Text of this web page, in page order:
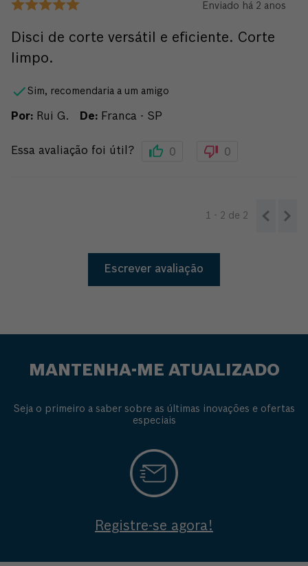
Enviado há 2 anos
Disci de corte versátil e eficiente. Corte
limpo.
Sim, recomendaria a um amigo
Por: Rui G. De: Franca - SP
Essa avaliação foi útil? 0 0
1 - 2 de 2
Escrever avaliação
MANTENHA-ME ATUALIZADO
Seja o primeiro a saber sobre as últimas inovações e ofertas
especiais
Registre-se agora!